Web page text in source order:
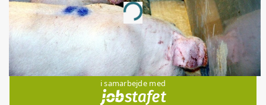
Loading...
Jobs
i samarbejde med